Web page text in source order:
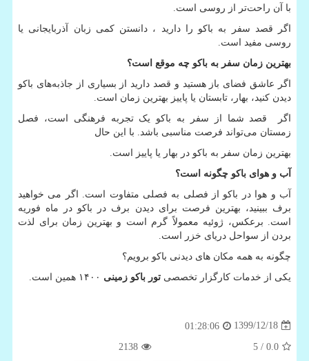
با آن راحت‌تر از روسی است.
اگر قصد سفر به باکو را دارید ، دانستن کمی زبان آذربایجانی یا
روسی مفید است.
بهترین زمان سفر به باکو چه موقع است؟
اگر عاشق فضای باز هستید و قصد دارید از بسیاری از جاذبه‌های باکو
دیدن کنید، بهار، تابستان یا پاییز بهترین زمان است.
اگر قصد شما از سفر به باکو یک تجربه فرهنگی است، فصل
زمستان می‌تواند فرصت مناسبی باشد. با این حال
بهترین زمان سفر به باکو در بهار یا پاییز است.
آب و هوای باکو چگونه است؟
آب و هوا در باکو از فصلی به فصلی متفاوت است. اگر می خواهید
برف ببینید، بهترین فرصت برای دیدن برف در باکو در ماه فوریه
است. برعکس، ژوئیه معمولاً گرم است و بهترین زمان برای لذت
بردن از سواحل دریای خزر است.
چگونه به همه مکان های دیدنی باکو برویم؟
یکی از خدمات کارگزار تخصصی تور باکو زمینی
1399/12/18
01:28:06
0.0
/ 5
2138